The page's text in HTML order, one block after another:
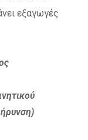
εξαγωγές